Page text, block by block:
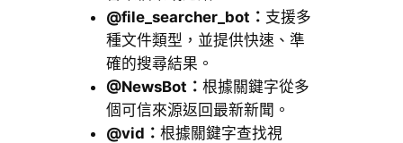
@file_searcher_bot： 支援多
種文件類型，並提供快速、準
確的搜尋結果。
@NewsBot： 根據關鍵字從多
個可信來源返回最新新聞。
@vid： 根據關鍵字查找視